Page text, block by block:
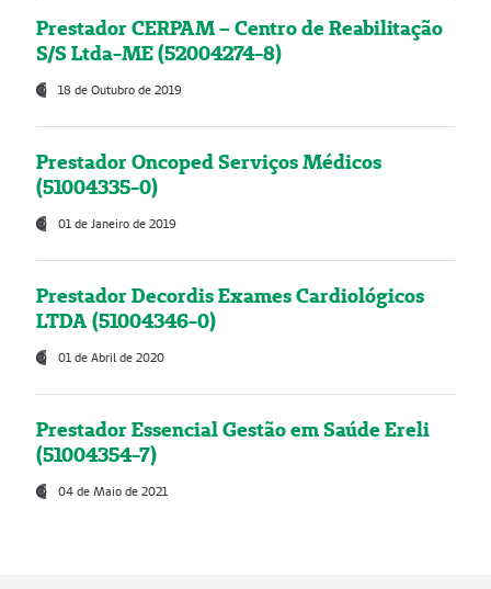
Prestador CERPAM – Centro de Reabilitação
S/S Ltda-ME (52004274-8)
18 de Outubro de 2019
Prestador Oncoped Serviços Médicos
(51004335-0)
01 de Janeiro de 2019
Prestador Decordis Exames Cardiológicos
LTDA (51004346-0)
01 de Abril de 2020
Prestador Essencial Gestão em Saúde Ereli
(51004354-7)
04 de Maio de 2021